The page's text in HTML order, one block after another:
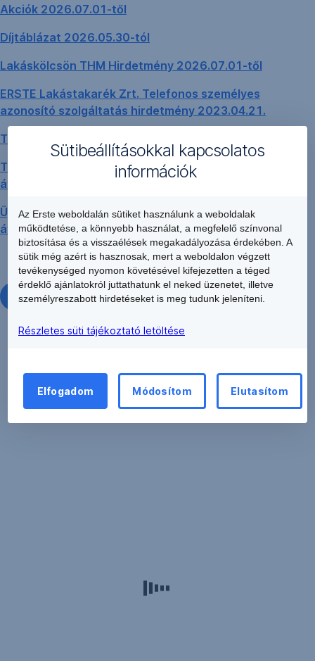
Akciók 2026.07.01-től
Díjtáblázat 2026.05.30-tól
Lakáskölcsön THM Hirdetmény 2026.07.01-től
ERSTE Lakástakarék Zrt. Telefonos személyes
azonosító szolgáltatás hirdetmény 2023.04.21.
Távértékesítési tájékoztató
Tájékoztató szerződési feltételek szerződésállomány
átruházásával összefüggő módosításáról
Ügyfeleknek küldött részletes tájékoztató az
átruházásról
Archív hirdetmények
Sütibeállításokkal kapcsolatos
információk
Az Erste weboldalán sütiket használunk a weboldalak
működtetése, a könnyebb használat, a megfelelő színvonal
biztosítása és a visszaélések megakadályozása érdekében. A
sütik még azért is hasznosak, mert a weboldalon végzett
tevékenységed nyomon követésével kifejezetten a téged
érdeklő ajánlatokról juttathatunk el neked üzenetet, illetve
személyreszabott hirdetéseket is meg tudunk jeleníteni.
Részletes süti tájékoztató letöltése
Elfogadom Módosítom Elutasítom